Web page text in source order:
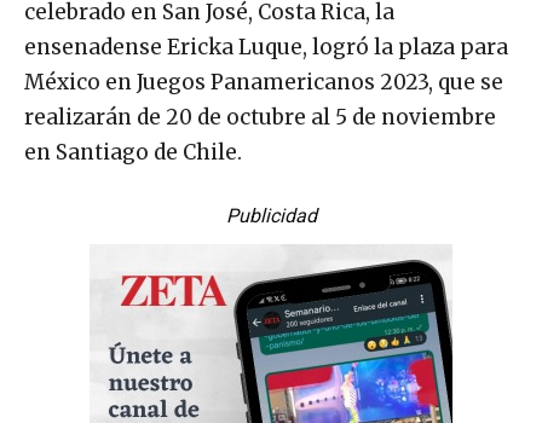
celebrado en San José, Costa Rica, la
ensenadense Ericka Luque, logró la plaza para
México en Juegos Panamericanos 2023, que se
realizarán de 20 de octubre al 5 de noviembre
en Santiago de Chile.
Publicidad